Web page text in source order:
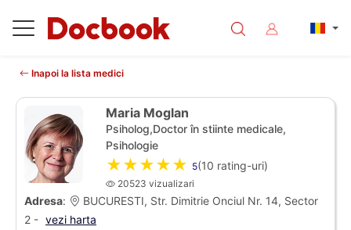
Inapoi la lista medici
Maria Moglan
Psiholog,Doctor în stiinte medicale,
Psihologie
★★★★★ 5(10 rating-uri)
20523 vizualizari
Adresa:
BUCURESTI, Str. Dimitrie Onciul Nr. 14, Sector
2 - vezi harta